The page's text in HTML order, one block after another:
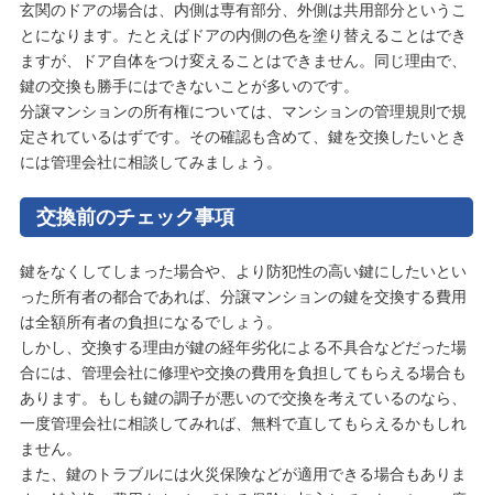
玄関のドアの場合は、内側は専有部分、外側は共用部分というこ
とになります。たとえばドアの内側の色を塗り替えることはでき
ますが、ドア自体をつけ変えることはできません。同じ理由で、
鍵の交換も勝手にはできないことが多いのです。
分譲マンションの所有権については、マンションの管理規則で規
定されているはずです。その確認も含めて、鍵を交換したいとき
には管理会社に相談してみましょう。
交換前のチェック事項
鍵をなくしてしまった場合や、より防犯性の高い鍵にしたいとい
った所有者の都合であれば、分譲マンションの鍵を交換する費用
は全額所有者の負担になるでしょう。
しかし、交換する理由が鍵の経年劣化による不具合などだった場
合には、管理会社に修理や交換の費用を負担してもらえる場合も
あります。もしも鍵の調子が悪いので交換を考えているのなら、
一度管理会社に相談してみれば、無料で直してもらえるかもしれ
ません。
また、鍵のトラブルには火災保険などが適用できる場合もありま